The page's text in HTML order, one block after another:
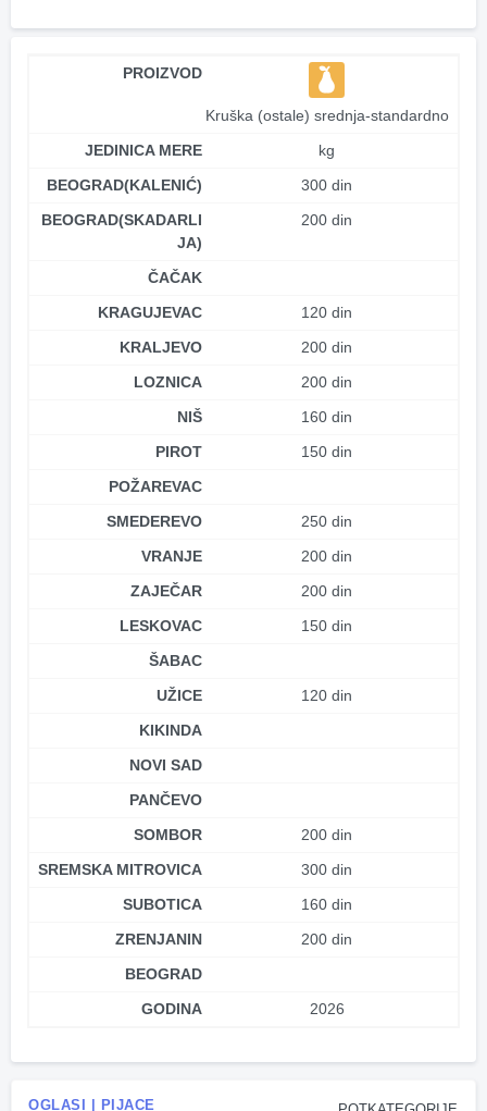
PROIZVOD
Kruška (ostale) srednja-standardno
JEDINICA MERE
kg
BEOGRAD(KALENIĆ)
300 din
BEOGRAD(SKADARLI
JA)
200 din
ČAČAK
KRAGUJEVAC
120 din
KRALJEVO
200 din
LOZNICA
200 din
NIŠ
160 din
PIROT
150 din
POŽAREVAC
SMEDEREVO
250 din
VRANJE
200 din
ZAJEČAR
200 din
LESKOVAC
150 din
ŠABAC
UŽICE
120 din
KIKINDA
NOVI SAD
PANČEVO
SOMBOR
200 din
SREMSKA MITROVICA
300 din
SUBOTICA
160 din
ZRENJANIN
200 din
BEOGRAD
GODINA
2026
OGLASI | PIJACE